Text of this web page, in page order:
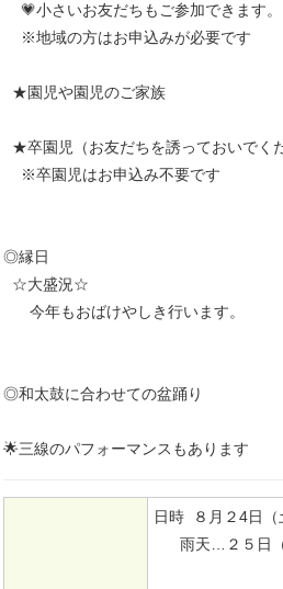
💗小さいお友だちもご参加できます。
※地域の方はお申込みが必要です
★園児や園児のご家族
★卒園児（お友だちを誘っておいでく
※卒園児はお申込み不要です
◎縁日
☆大盛況☆
今年もおばけやしき行います。
◎和太鼓に合わせての盆踊り
🌟三線のパフォーマンスもあります
日時 ８月２4
雨天…２５日